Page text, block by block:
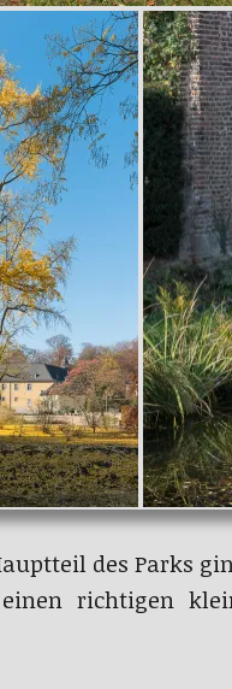
des Parks
richtigen